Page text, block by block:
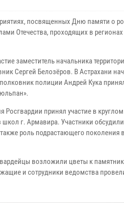
посвященных Дню памяти о
Отечества, проходящих в
заместитель начальника
Сергей Белозёров. В Астрахани
полиции Андрей Кука
Росгвардии принял участие в
г. Армавира. Участники обсудили
роль подрастающего поколения в
возложили цветы к
и сотрудники ведомства